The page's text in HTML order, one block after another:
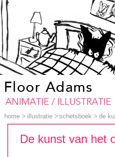
Floor Adams
ANIMATIE / ILLUSTRATIE
home > illustratie> schetsboek > de
De kunst van het